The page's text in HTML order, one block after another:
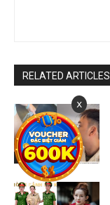
RELATED ARTICLES
Showbiz
x